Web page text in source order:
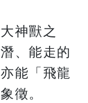
神獸之
、能走的
能「飛龍
徵。